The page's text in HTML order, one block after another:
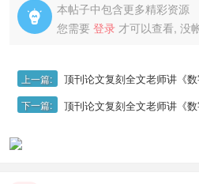

本帖子中包含更多精彩资源
您需要 登录 才可以查看, 没
上一篇: 顶刊论文复刻全文老师讲《数字经济政策与传统企业跨界数字创新》（双重
下一篇: 顶刊论文复刻全文老师讲《数字化转型的持续性创新效应研究》（持续性创